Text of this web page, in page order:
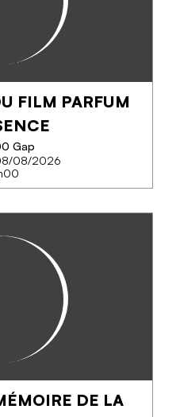
FILM PARFUM
Gap
08/2026
et Anaïs Béné – 2024 –
DE LA